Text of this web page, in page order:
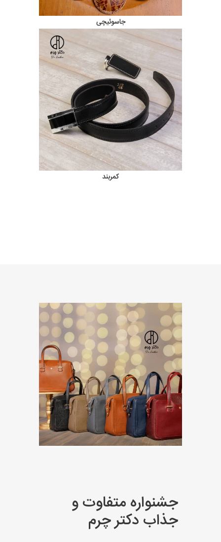
جاسوئیچی
کمربند
جشنواره متفاوت و
جذاب دکتر چرم